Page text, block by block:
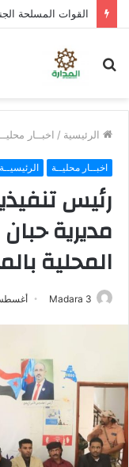
الرئيسية / اخبــار
اخبــار محليــة الرئيسيــة
رئيس
مديرية
المحلية
Madara 3 أغسطس 28,